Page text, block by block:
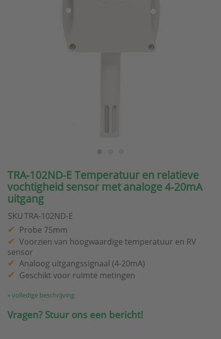
TRA-102ND-E Temperatuur en relatieve
vochtigheid sensor met analoge 4-20mA
uitgang
SKUTRA-102ND-E
Probe 75mm
Voorzien van hoogwaardige temperatuur en RV
sensor
Analoog uitgangssignaal (4-20mA)
Geschikt voor ruimte metingen
» volledige beschrijving
Vragen? Stuur ons een bericht!